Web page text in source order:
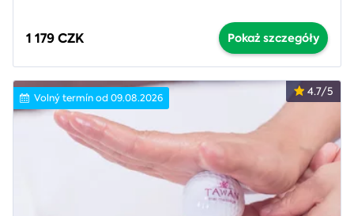
1 179 CZK Pokaż szczegóły
4.7/5
Volný termín od 09.08.2026